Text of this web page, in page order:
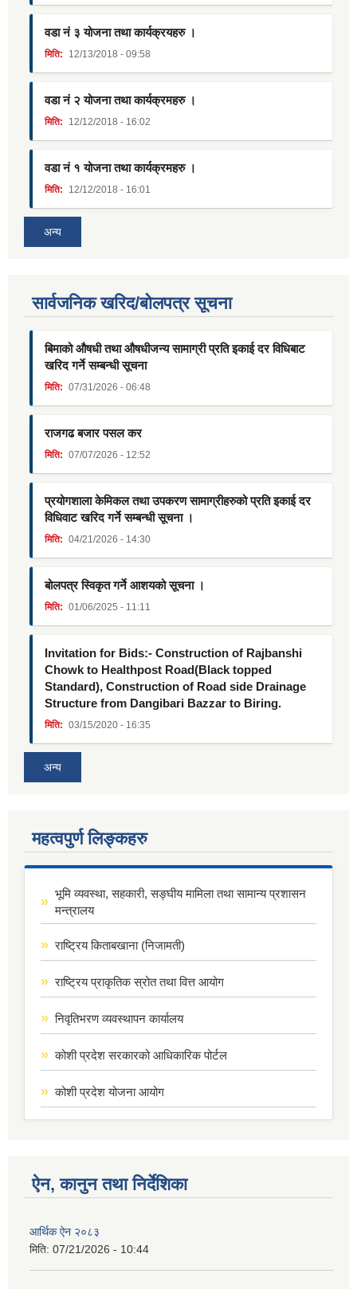
वडा नं ३ योजना तथा कार्यक्रयहरु ।
मिति: 12/13/2018 - 09:58
वडा नं २ योजना तथा कार्यक्रमहरु ।
मिति: 12/12/2018 - 16:02
वडा नं १ योजना तथा कार्यक्रमहरु ।
मिति: 12/12/2018 - 16:01
अन्य
सार्वजनिक खरिद/बोलपत्र सूचना
बिमाको औषधी तथा औषधीजन्य सामाग्री प्रति इकाई दर विधिबाट
खरिद गर्ने सम्बन्धी सूचना
मिति: 07/31/2026 - 06:48
राजगढ बजार पसल कर
मिति: 07/07/2026 - 12:52
प्रयोगशाला केमिकल तथा उपकरण सामाग्रीहरुको प्रति इकाई दर
विधिवाट खरिद गर्ने सम्बन्धी सूचना ।
मिति: 04/21/2026 - 14:30
बोलपत्र स्विकृत गर्ने आशयको सूचना ।
मिति: 01/06/2025 - 11:11
Invitation for Bids:- Construction of Rajbanshi
Chowk to Healthpost Road(Black topped
Standard), Construction of Road side Drainage
Structure from Dangibari Bazzar to Biring.
मिति: 03/15/2020 - 16:35
अन्य
महत्वपुर्ण लिङ्कहरु
भूमि व्यवस्था, सहकारी, सङ्घीय मामिला तथा सामान्य प्रशासन
मन्त्रालय
राष्ट्रिय किताबखाना (निजामती)
राष्ट्रिय प्राकृतिक स्रोत तथा वित्त आयोग
निवृतिभरण व्यवस्थापन कार्यालय
कोशी प्रदेश सरकारको आधिकारिक पोर्टल
कोशी प्रदेश योजना आयोग
ऐन, कानुन तथा निर्देशिका
आर्थिक ऐन २०८३
मिति: 07/21/2026 - 10:44